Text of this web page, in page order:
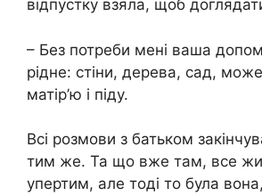
відпустку взяла, щоб
– Без потреби мені ваша
рідне: стіни, дерева, сад,
матір’ю і піду.
Всі розмови з батьком
тим же. Та що вже там, все
упертим, але тоді то була вона,